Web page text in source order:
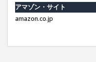
アマゾン・サイト
amazon.co.jp